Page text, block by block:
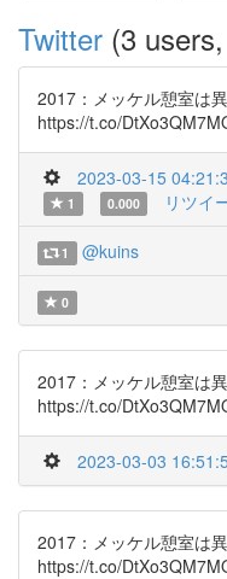
Twitter (3
2017：メッケル憩室は
https://t.co/
2023-03-15
1
0.000 リツイ
1 @kuins
0
2017：メッケル憩室は
https://t.co/
2023-03-03
2017：メッケル憩室は
https://t.co/